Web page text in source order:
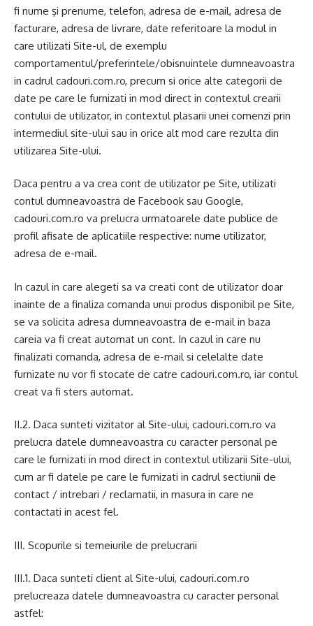
fi nume şi prenume, telefon, adresa de e-mail, adresa de
facturare, adresa de livrare, date referitoare la modul in
care utilizati Site-ul, de exemplu
comportamentul/preferintele/obisnuintele dumneavoastra
in cadrul cadouri.com.ro, precum si orice alte categorii de
date pe care le furnizati in mod direct in contextul crearii
contului de utilizator, in contextul plasarii unei comenzi prin
intermediul site-ului sau in orice alt mod care rezulta din
utilizarea Site-ului.
Daca pentru a va crea cont de utilizator pe Site, utilizati
contul dumneavoastra de Facebook sau Google,
cadouri.com.ro va prelucra urmatoarele date publice de
profil afisate de aplicatiile respective: nume utilizator,
adresa de e-mail.
In cazul in care alegeti sa va creati cont de utilizator doar
inainte de a finaliza comanda unui produs disponibil pe Site,
se va solicita adresa dumneavoastra de e-mail in baza
careia va fi creat automat un cont. In cazul in care nu
finalizati comanda, adresa de e-mail si celelalte date
furnizate nu vor fi stocate de catre cadouri.com.ro, iar contul
creat va fi sters automat.
II.2. Daca sunteti vizitator al Site-ului, cadouri.com.ro va
prelucra datele dumneavoastra cu caracter personal pe
care le furnizati in mod direct in contextul utilizarii Site-ului,
cum ar fi datele pe care le furnizati in cadrul sectiunii de
contact / intrebari / reclamatii, in masura in care ne
contactati in acest fel.
III. Scopurile si temeiurile de prelucrarii
III.1. Daca sunteti client al Site-ului, cadouri.com.ro
prelucreaza datele dumneavoastra cu caracter personal
astfel: